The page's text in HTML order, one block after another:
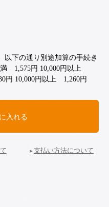
以下の通り別途加算の手続き
満 1,575円 10,000円以上
円 10,000円以上 1,260円
入れる
支払い方法について